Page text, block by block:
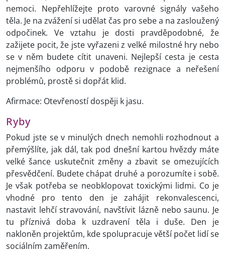
nemoci. Nepřehlížejte proto varovné signály vašeho
těla. Je na zvážení si udělat čas pro sebe a na zasloužený
odpočinek. Ve vztahu je dosti pravděpodobné, že
zažijete pocit, že jste vyřazeni z velké milostné hry nebo
se v něm budete cítit unaveni. Nejlepší cesta je cesta
nejmenšího odporu v podobě rezignace a neřešení
problémů, prostě si dopřát klid.
Afirmace: Otevřeností dospěji k jasu.
Ryby
Pokud jste se v minulých dnech nemohli rozhodnout a
přemýšlíte, jak dál, tak pod dnešní kartou hvězdy máte
velké šance uskutečnit změny a zbavit se omezujících
přesvědčení. Budete chápat druhé a porozumíte i sobě.
Je však potřeba se neobklopovat toxickými lidmi. Co je
vhodné pro tento den je zahájit rekonvalescenci,
nastavit lehčí stravování, navštívit lázně nebo saunu. Je
tu příznivá doba k uzdravení těla i duše. Den je
nakloněn projektům, kde spolupracuje větší počet lidí se
sociálním zaměřením.